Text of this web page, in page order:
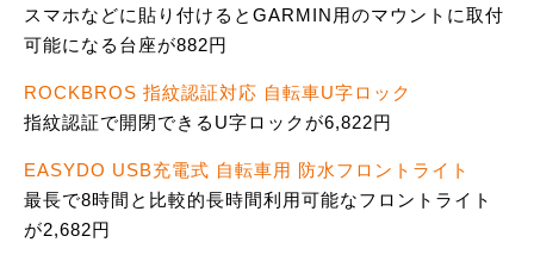
スマホなどに貼り付けるとGARMIN用のマウントに取付
可能になる台座が882円
ROCKBROS 指紋認証対応 自転車U字ロック
指紋認証で開閉できるU字ロックが6,822円
EASYDO USB充電式 自転車用 防水フロントライト
最長で8時間と比較的長時間利用可能なフロントライト
が2,682円